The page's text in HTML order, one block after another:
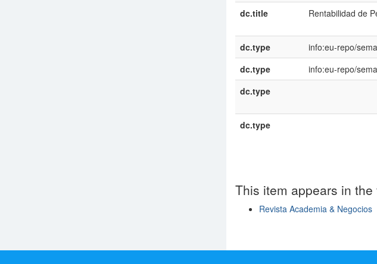
dc.title
Rentabilidad de
dc.type
info:eu-repo/
dc.type
info:eu-repo/
dc.type
dc.type
This item appears in
Revista Academia & Negocios